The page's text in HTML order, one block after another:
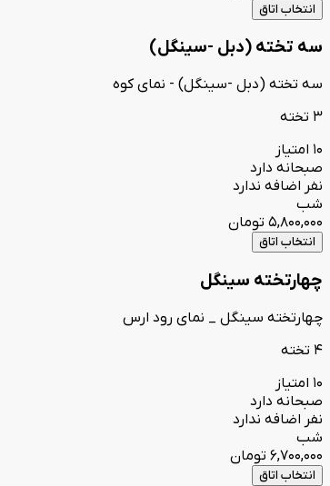
انتخاب اتاق
سه تخته (دبل -سینگل)
سه تخته (دبل -سینگل) - نمای کوه
3 تخته
10 امتیاز
صبحانه دارد
نفر اضافه ندارد
شب
5,800,000 تومان
انتخاب اتاق
چهارتخته سینگل
چهارتخته سینگل _ نمای رود ارس
4 تخته
10 امتیاز
صبحانه دارد
نفر اضافه ندارد
شب
6,700,000 تومان
انتخاب اتاق